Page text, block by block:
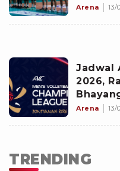
Arena 13/
Jadwal
2026,
VC Jadi
Arena 13/
TRENDING